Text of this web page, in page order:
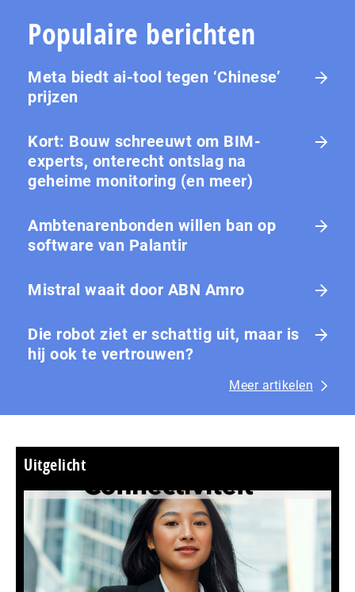
Populaire berichten
Meta biedt ai-tool tegen ‘Chinese’
prijzen
Kort: Bouw schreeuwt om BIM-
experts, onterecht ontslag na
geheime monitoring (en meer)
Ambtenarenbonden willen ban op
software van Palantir
Mistral waait door ABN Amro
Die robot ziet er schattig uit, maar is
hij ook te vertrouwen?
Meer artikelen
Uitgelicht